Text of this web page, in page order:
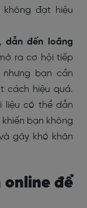
không đạt hiệu
dẫn đến loãng
ra cơ hội tiếp
bạn cần
cách hiệu quả.
liệu có thể dẫn
bạn không
gây khó khăn
online để